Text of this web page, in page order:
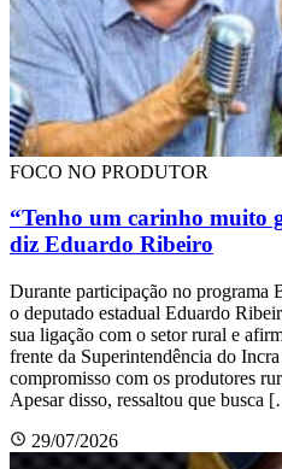
FOCO NO PRODUTOR
“Tenho um carinho muito
diz Eduardo Ribeiro
Durante participação no programa
o deputado estadual Eduardo
sua ligação com o setor rural e
frente da Superintendência do
compromisso com os produtores
Apesar disso, ressaltou que busca
29/07/2026